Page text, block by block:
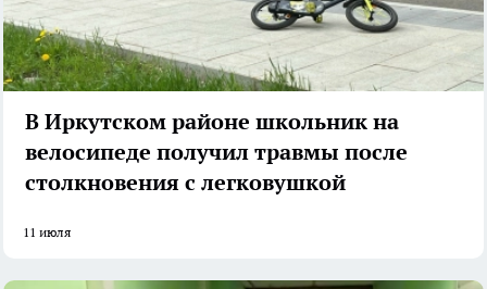
В Иркутском районе школьник на
велосипеде получил травмы после
столкновения с легковушкой
11 июля